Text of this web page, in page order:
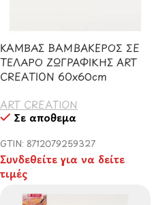
ΚΑΜΒΑΣ ΒΑΜΒΑΚΕΡΟΣ ΣΕ
ΤΕΛΑΡΟ ΖΩΓΡΑΦΙΚΗΣ ART
CREATION 60x60cm
ART CREATION
Σε απόθεμα
GTIN: 8712079259327
Συνδεθείτε για να δείτε
τιμές